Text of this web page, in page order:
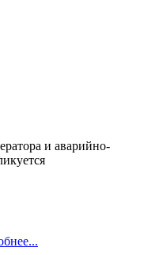
и аварийно-